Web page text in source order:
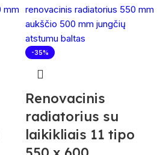
-35%
Renovacinis
radiatorius su
laikikliais 11 tipo